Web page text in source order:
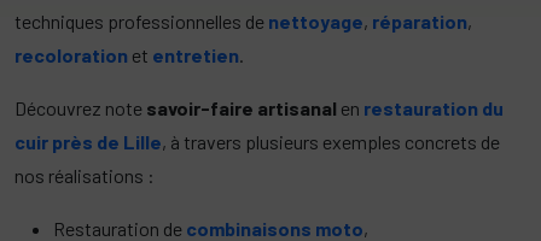
techniques professionnelles de nettoyage, réparation,
recoloration et entretien
Découvrez note savoir-faire artisanal en restauration du
cuir près de Lille, à travers plusieurs exemples concrets de
nos réalisations :
Restauration de combinaisons moto,